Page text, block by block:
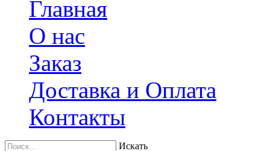
Главная
О нас
Заказ
Доставка и Оплата
Контакты
Искать